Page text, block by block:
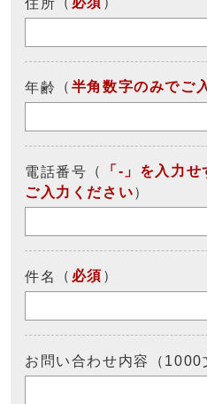
年齢 （ 半角数字のみでご
電話番号 （
「-」を入力
ご入力ください）
件名 （ 必須 ）
お問い合わせ内容（1000